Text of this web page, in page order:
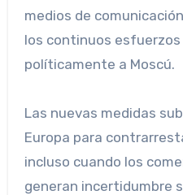
medios de
los continuos
políticamente a Moscú.
Las nuevas medidas
Europa para
incluso cuando los
generan incertidumbre